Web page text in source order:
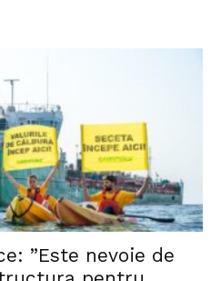
”Este nevoie de